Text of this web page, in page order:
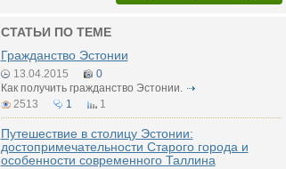
СТАТЬИ ПО ТЕМЕ
Гражданство Эстонии
13.04.2015
0
Как получить гражданство Эстонии.
2513
1 1
Путешествие в столицу Эстонии:
достопримечательности Старого города и
особенности современного Таллина